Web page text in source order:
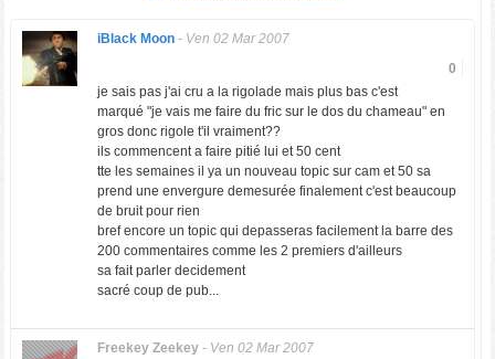
iBlack Moon - Ven 02 Mar 2007
0
je sais pas j'ai cru a la rigolade mais plus bas c'est
marqué "je vais me faire du fric sur le dos du chameau" en
gros donc rigole t'il vraiment??
ils commencent a faire pitié lui et 50 cent
tte les semaines il ya un nouveau topic sur cam et 50 sa
prend une envergure demesurée finalement c'est beaucoup
de bruit pour rien
bref encore un topic qui depasseras facilement la barre des
200 commentaires comme les 2 premiers d'ailleurs
sa fait parler decidement
sacré coup de pub...
Freekey Zeekey- Ven 02 Mar 2007